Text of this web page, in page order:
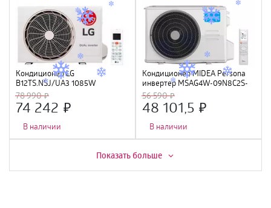
Кондиционер LG
B12TS.NSJ/UA3 1085W
78 990
74 242
В наличии
Кондиционер MIDEA Persona
инвертер MSAG4W-09N8C2S-
I/MSAG4-09N8C2S-O, черный
(WI-FI, Алиса, Маруся)
56 590
48 101,5
В наличии
Скидка - 15%
Показать больше